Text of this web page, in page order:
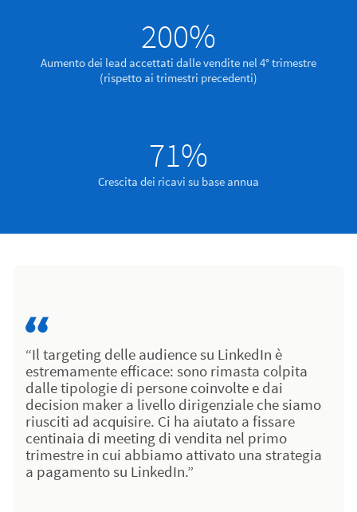
200%
Aumento dei lead accettati dalle vendite nel 4° trimestre
(rispetto ai trimestri precedenti)
71%
Crescita dei ricavi su base annua
“Il targeting delle audience su LinkedIn è
estremamente efficace: sono rimasta colpita
dalle tipologie di persone coinvolte e dai
decision maker a livello dirigenziale che siamo
riusciti ad acquisire. Ci ha aiutato a fissare
centinaia di meeting di vendita nel primo
trimestre in cui abbiamo attivato una strategia
a pagamento su LinkedIn.”